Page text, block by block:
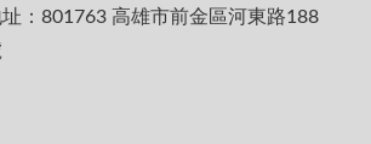
：801763 高雄市前金區河東路188